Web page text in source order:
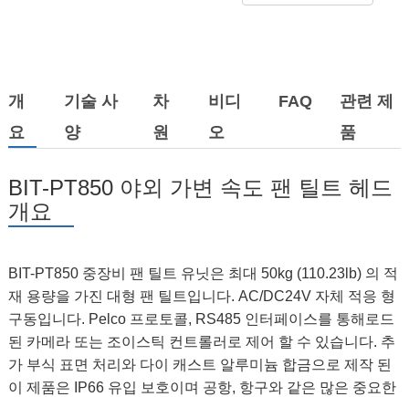
개
요
기술 사
양
차
원
비디
오
FAQ
관련 제
품
BIT-PT850 야외 가변 속도 팬 틸트 헤드
개요
BIT-PT850 중장비 팬 틸트 유닛은 최대 50kg (110.23lb) 의 적
재 용량을 가진 대형 팬 틸트입니다. AC/DC24V 자체 적응 형
구동입니다. Pelco 프로토콜, RS485 인터페이스를 통해로드
된 카메라 또는 조이스틱 컨트롤러로 제어 할 수 있습니다. 추
가 부식 표면 처리와 다이 캐스트 알루미늄 합금으로 제작 된
이 제품은 IP66 유입 보호이며 공항, 항구와 같은 많은 중요한